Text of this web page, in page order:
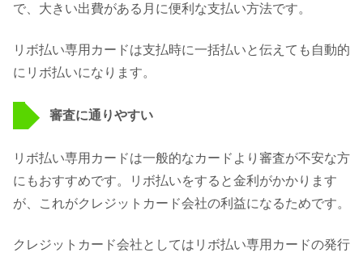
で、大きい出費がある月に便利な支払い方法です。
リボ払い専用カードは支払時に一括払いと伝えても自動的
にリボ払いになります。
審査に通りやすい
リボ払い専用カードは一般的なカードより審査が不安な方
にもおすすめです。リボ払いをすると金利がかかります
が、これがクレジットカード会社の利益になるためです。
クレジットカード会社としてはリボ払い専用カードの発行